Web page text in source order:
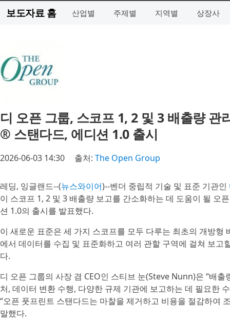
보도자료 홈 산업별 주제별 지역별 상장사
디 오픈 그룹, 스코프 1, 2 및 3 배출량 관
® 스탠다드, 에디션 1.0 출시
2026-06-03 14:30 출처: The Open Group
레딩, 잉글랜드--(뉴스와이어)--벤더 중립적 기술 및 표준 기관인
이 스코프 1, 2 및 3 배출량 보고를 간소화하는 데 도움이 될
션 1.0의 출시를 발표했다.
이 새로운 표준은 세 가지 스코프를 모두 다루는 최초의 개방
에서 데이터를 수집 및 표준화하고 여러 관할 구역에 걸쳐 보
다.
디 오픈 그룹의 사장 겸 CEO인 스티브 눈(Steve Nunn)은 “배
처, 데이터 변환 수행, 다양한 규제 기관에 보고하는 데 필요한
“오픈 풋프린트 스탠다드는 마찰을 제거하고 비용을 절감하여
말했다.